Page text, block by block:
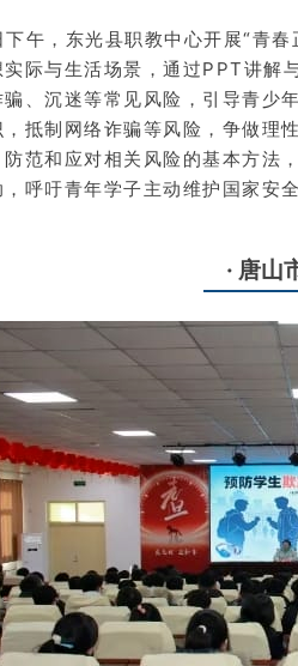
午，东光县职教中心开展“青
际与生活场景，通过PPT讲解
、沉迷等常见风险，引导青少
抵制网络诈骗等风险，争做理
范和应对相关风险的基本方法
呼吁青年学子主动维护国家安
· 唐山